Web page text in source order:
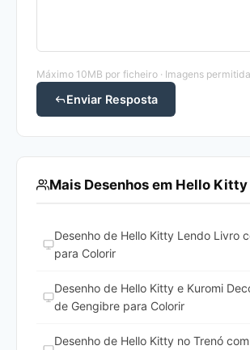
Máximo 10MB por ficheiro · Imagens
Enviar Resposta
Mais Desenhos em Hello Kitty
Desenho de Hello Kitty Lendo Livro
para Colorir
Desenho de Hello Kitty e Kuromi
de Gengibre para Colorir
Desenho de Hello Kitty no Trenó